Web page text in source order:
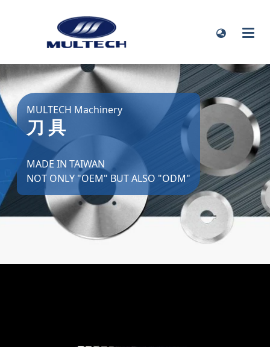
MULTECH Machinery
刀 具
MADE IN TAIWAN
NOT ONLY "OEM" BUT ALSO "ODM"